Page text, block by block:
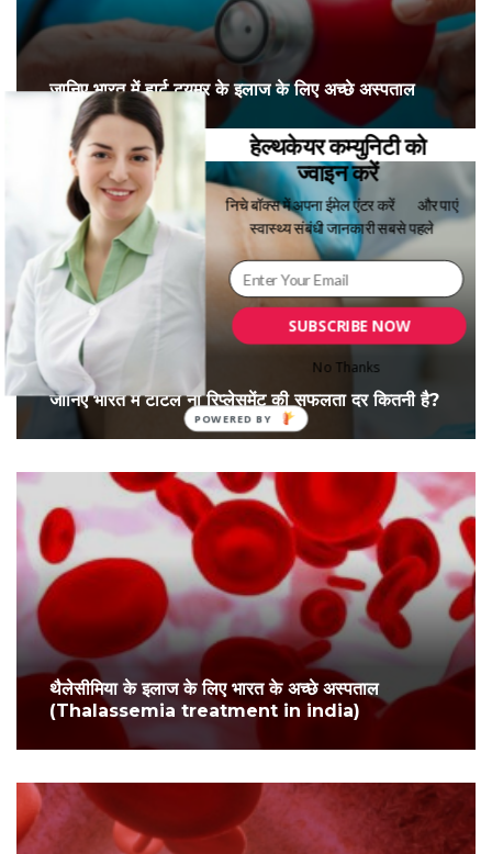
जानिए भारत में हार्ट ट्यूमर के इलाज के लिए अच्छे अस्पताल
जानिए भारत में टोटल नी रिप्लेसमेंट की सफलता दर कितनी है?
थैलेसीमिया के इलाज के लिए भारत के अच्छे अस्पताल
(Thalassemia treatment in india)
SUBSCRIBE NOW
हेल्थकेयर कम्युनिटी को
ज्वाइन करें
निचे बॉक्स में अपना ईमेल एंटर करें
और पाएं
स्वास्थ्य संबंधी जानकारी सबसे पहले
No Thanks